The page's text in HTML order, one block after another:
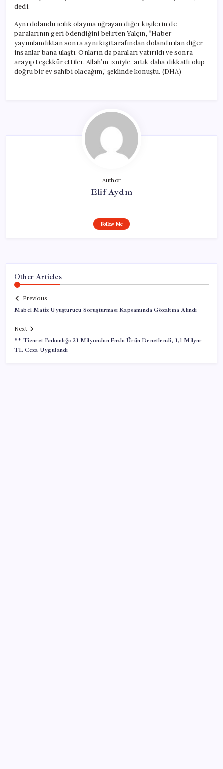
dedi.
Aynı dolandırıcılık olayına uğrayan diğer kişilerin de
paralarının geri ödendiğini belirten Yalçın, “Haber
yayımlandıktan sonra aynı kişi tarafından dolandırılan diğer
insanlar bana ulaştı. Onların da paraları yatırıldı ve sonra
arayıp teşekkür ettiler. Allah’ın izniyle, artık daha dikkatli olup
doğru bir ev sahibi olacağım,” şeklinde konuştu. (DHA)
Author
Elif Aydın
Follow Me
Other Articles
Previous
Mabel Matiz Uyuşturucu Soruşturması Kapsamında Gözaltına Alındı
Next
** Ticaret Bakanlığı: 21 Milyondan Fazla Ürün Denetlendi, 1,1 Milyar
TL Ceza Uygulandı